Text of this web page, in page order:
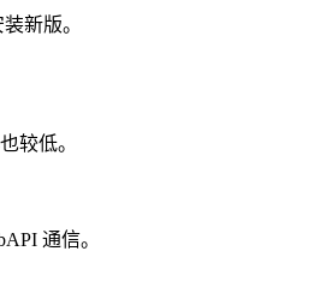
新版。
较低。
通信。